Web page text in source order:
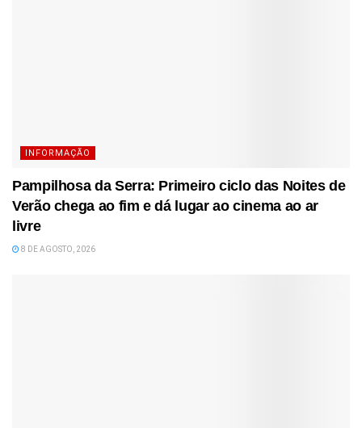
INFORMAÇÃO
Pampilhosa da Serra: Primeiro ciclo das Noites de
Verão chega ao fim e dá lugar ao cinema ao ar
livre
8 DE AGOSTO, 2026